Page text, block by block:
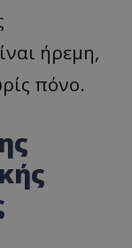
ήρεμη,
πόνο.